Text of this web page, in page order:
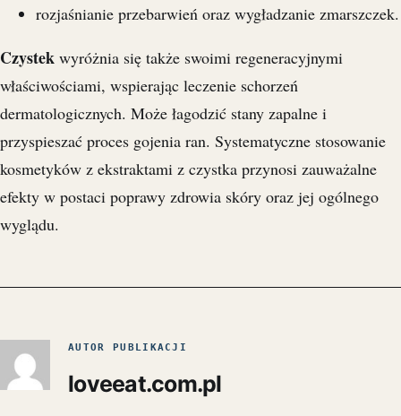
rozjaśnianie przebarwień oraz wygładzanie zmarszczek.
Czystek wyróżnia się także swoimi regeneracyjnymi
właściwościami, wspierając leczenie schorzeń
dermatologicznych. Może łagodzić stany zapalne i
przyspieszać proces gojenia ran. Systematyczne stosowanie
kosmetyków z ekstraktami z czystka przynosi zauważalne
efekty w postaci poprawy zdrowia skóry oraz jej ogólnego
wyglądu.
AUTOR PUBLIKACJI
loveeat.com.pl